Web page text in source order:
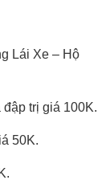
Lái Xe – Hộ
trị giá 100K.
50K.